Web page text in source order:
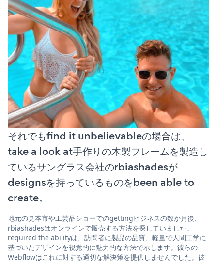
それでもfind it unbelievableの場合は、
take a look at手作りの木製フレームを製造し
ているサングラス会社のrbiashadesが
designsを持っているものをbeen able to
create。
地元の見本市や工芸品ショーでのgettingビジネスの数か月後、
rbiashadesはオンラインで販売する方法を探していました。
required the abilityは、訪問者に製品の品質、軽量で人間工学に
基づいたデザインを視覚的に魅力的な方法で示します。彼らの
Webflowはこれに対する適切な解決策を提供しませんでした。彼